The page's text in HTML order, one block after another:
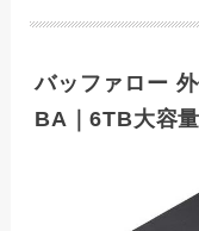
バッファロー
BA｜6TB大容量